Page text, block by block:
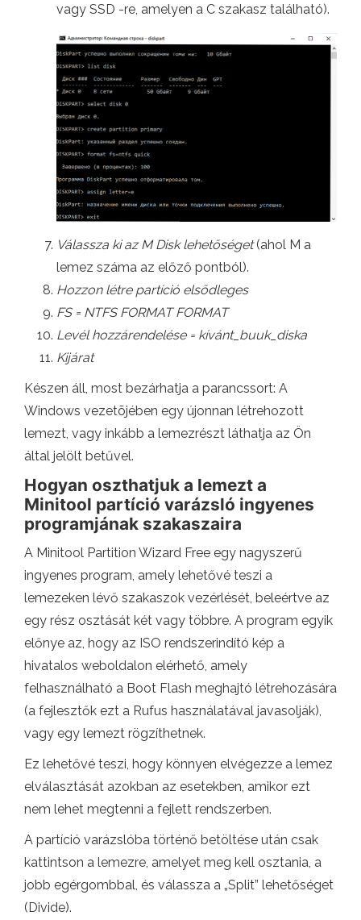
vagy SSD -re, amelyen a C szakasz található).
Válassza ki az M Disk lehetőséget(ahol M a
lemez száma az előző pontból).
Hozzon létre partíció elsődleges
FS = NTFS FORMAT FORMAT
Levél hozzárendelése = kívánt_buuk_diska
Kijárat
Készen áll, most bezárhatja a parancssort: A
Windows vezetõjében egy újonnan létrehozott
lemezt, vagy inkább a lemezrészt láthatja az Ön
által jelölt betűvel.
Hogyan oszthatjuk a lemezt a
Minitool partíció varázsló ingyenes
programjának szakaszaira
A Minitool Partition Wizard Free egy nagyszerű
ingyenes program, amely lehetővé teszi a
lemezeken lévő szakaszok vezérlését, beleértve az
egy rész osztását két vagy többre. A program egyik
előnye az, hogy az ISO rendszerindító kép a
hivatalos weboldalon elérhető, amely
felhasználható a Boot Flash meghajtó létrehozására
(a fejlesztők ezt a Rufus használatával javasolják),
vagy egy lemezt rögzíthetnek.
Ez lehetővé teszi, hogy könnyen elvégezze a lemez
elválasztását azokban az esetekben, amikor ezt
nem lehet megtenni a fejlett rendszerben.
A partíció varázslóba történő betöltése után csak
kattintson a lemezre, amelyet meg kell osztania, a
jobb egérgombbal, és válassza a „Split” lehetőséget
(Divide).